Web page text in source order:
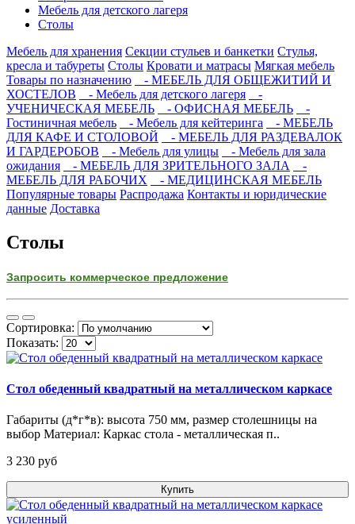
Мебель для детского лагеря
Столы
Мебель для хранения Секции стульев и банкетки Стулья,
кресла и табуреты Столы Кровати и матрасы Мягкая мебель
Товары по назначению
- МЕБЕЛЬ ДЛЯ ОБЩЕЖИТИЙ И
ХОСТЕЛОВ
- Мебель для детского лагеря
-
УЧЕНИЧЕСКАЯ МЕБЕЛЬ
- ОФИСНАЯ МЕБЕЛЬ
-
Гостиничная мебель
- Мебель для кейтеринга
- МЕБЕЛЬ
ДЛЯ КАФЕ И СТОЛОВОЙ
- МЕБЕЛЬ ДЛЯ РАЗДЕВАЛОК
И ГАРДЕРОБОВ
- Мебель для улицы
- Мебель для зала
ожидания
- МЕБЕЛЬ ДЛЯ ЗРИТЕЛЬНОГО ЗАЛА
-
МЕБЕЛЬ ДЛЯ РАБОЧИХ
- МЕДИЦИНСКАЯ МЕБЕЛЬ
Популярные товары Распродажа Контакты и юридические
данные Доставка
Столы
Запросить коммерческое предложение
Сортировка:
Показать:
Стол обеденный квадратный на металлическом каркасе
Габариты (д*г*в): высота 750 мм, размер столешницы на
выбор Материал: Каркас стола - металлическая п..
3 230 pуб
Купить